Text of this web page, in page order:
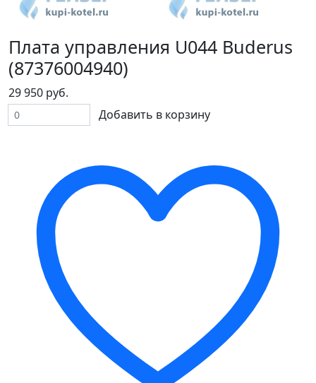
Плата управления U044 Buderus
(87376004940)
29 950 руб.
Добавить в корзину